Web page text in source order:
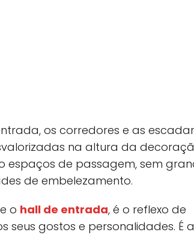
os corredores e as
na altura da
espaços de passagem, sem
de embelezamento.
o hall de entrada, é o reflexo de
seus gostos e personalidades. É a